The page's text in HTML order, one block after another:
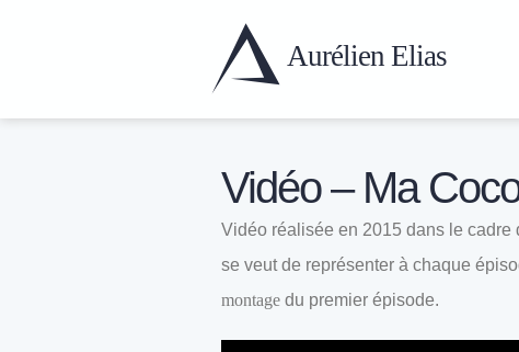
Aurélien Elias
Vidéo – Ma
Vidéo réalisée en 2015 dans le
se veut de représenter à chaque
montage du premier épisode.